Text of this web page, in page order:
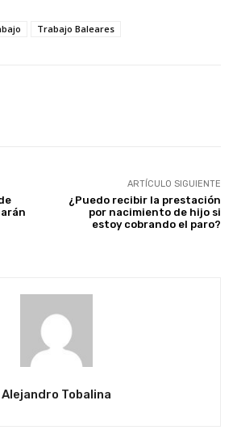
Trabajo Baleares
ARTÍCULO SIGUIENTE
¿Puedo recibir la prestación
por nacimiento de hijo si
estoy cobrando el paro?
Alejandro Tobalina